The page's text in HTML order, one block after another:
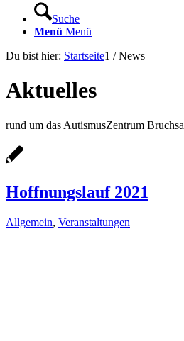
Suche
Menü Menü
Du bist hier: Startseite1 / News
Aktuelles
rund um das AutismusZentrum
Hoffnungslauf 2021
Allgemein, Veranstaltungen